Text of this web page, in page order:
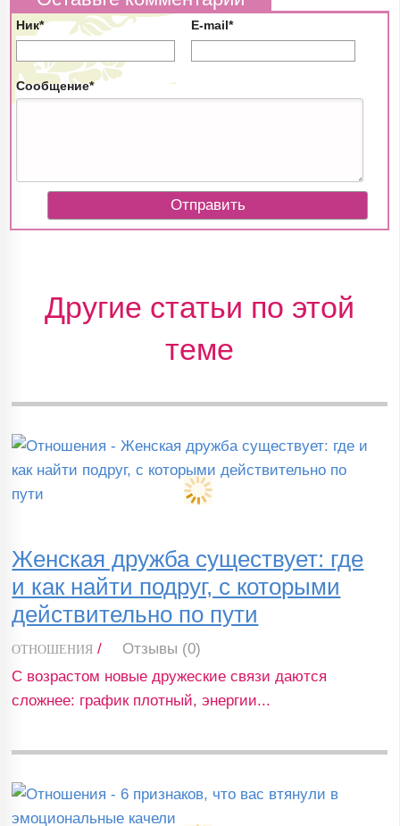
Ник* E-mail*
Сообщение*
Другие статьи по этой
теме
Женская дружба существует: где
и как найти подруг, с которыми
действительно по пути
ОТНОШЕНИЯ /
Отзывы (0)
С возрастом новые дружеские связи даются
сложнее: график плотный, энергии...